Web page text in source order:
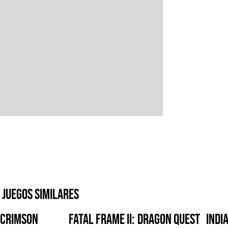
Juegos similares
Crimson
FATAL FRAME II: Dragon Quest